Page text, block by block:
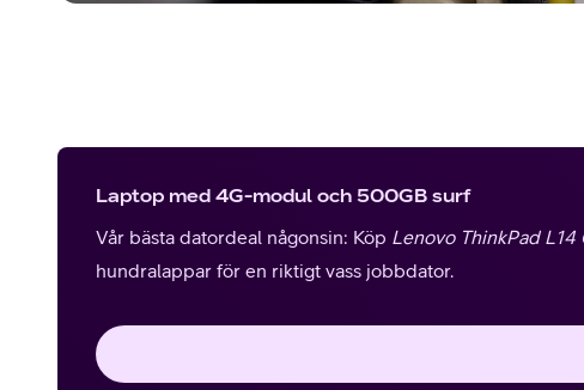
Laptop med 4G-modul och 500GB surf
Vår bästa datordeal någonsin: Köp Lenovo ThinkPad L14
hundralappar för en riktigt vass jobbdator.